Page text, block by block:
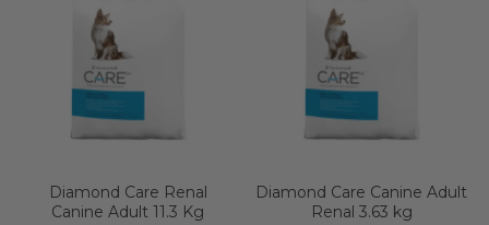
Diamond Care Renal
Canine Adult 11.3 Kg
Diamond Care Canine Adult
Renal 3.63 kg